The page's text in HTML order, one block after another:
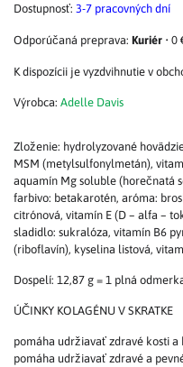
Dostupnosť: 3-7 pracovných dní
Kuriér • 0
Výrobca: Adelle Davis
Zloženie: hydrolyzované
MSM (metylsulfonylmetán),
aquamín Mg soluble (horečnatá
farbivo: betakarotén, aróma:
citrónová, vitamín E (D – alfa –
sladidlo: sukralóza, vitamín B6
(riboflavín), kyselina listová,
Dospelí: 12,87 g = 1 plná
ÚČINKY KOLAGÉNU V SKRATKE
pomáha udržiavať zdravé kosti a
pomáha udržiavať zdravé a